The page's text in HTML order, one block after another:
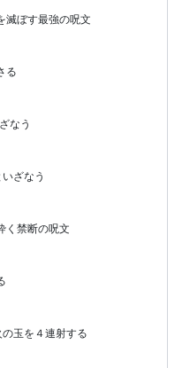
滅ぼす最強の呪文
る
なう
ざなう
く禁断の呪文
玉を４連射する